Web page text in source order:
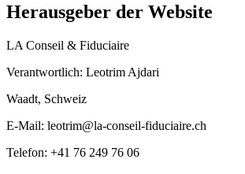
Herausgeber der Website
LA Conseil & Fiduciaire
Verantwortlich: Leotrim Ajdari
Waadt, Schweiz
E-Mail: leotrim@la-conseil-fiduciaire.ch
Telefon: +41 76 249 76 06